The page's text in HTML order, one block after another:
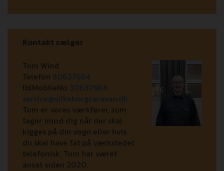
Kontakt sælger
Tom Wind
Telefon 30637564
lblMobileNo 30637564
service@silkeborgcaravan.dk
Tom er vores værkfører, som
tager imod dig når der skal
kigges på din vogn eller hvis
du skal have fat på værkstedet
telefonisk. Tom har været
ansat siden 2020.